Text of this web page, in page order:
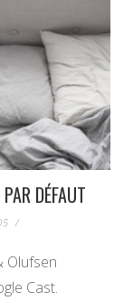
DÉFAUT
/
Olufsen
Cast.